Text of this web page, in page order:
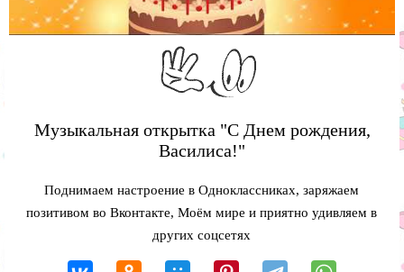
Музыкальная открытка "С Днем рождения,
Василиса!"
Поднимаем настроение в Одноклассниках, заряжаем
позитивом во Вконтакте, Моём мире и приятно удивляем в
других соцсетях